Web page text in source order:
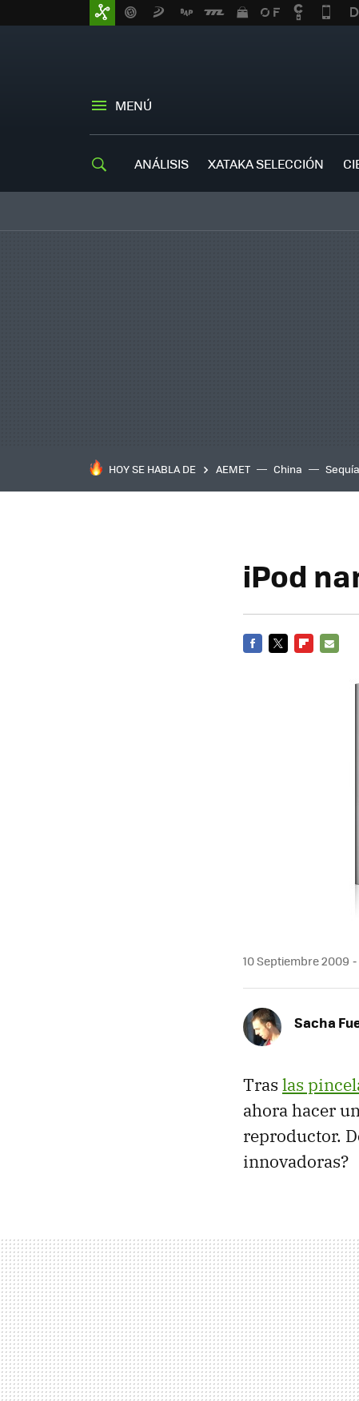
MENÚ
ANÁLISIS XATAKA SELECCIÓN
HOY SE HABLA DE AEMET China Sequía
iPod
10 Septiembre 2009
Sacha
Tras las
ahora hacer
reproductor.
innovadoras?